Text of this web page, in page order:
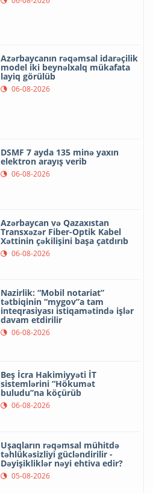
Azərbaycanın rəqəmsal idarəçilik
model iki beynəlxalq mükafata
layiq görülüb
06-08-2026
DSMF 7 ayda 135 minə yaxın
elektron arayış verib
06-08-2026
Azərbaycan və Qazaxıstan
Transxəzər Fiber-Optik Kabel
Xəttinin çəkilişini başa çatdırıb
06-08-2026
Nazirlik: “Mobil notariat”
tətbiqinin “mygov”a tam
inteqrasiyası istiqamətində işlər
davam etdirilir
06-08-2026
Beş İcra Hakimiyyəti İT
sistemlərini “Hökumət
buludu”na köçürüb
06-08-2026
Uşaqların rəqəmsal mühitdə
təhlükəsizliyi gücləndirilir -
Dəyişikliklər nəyi ehtiva edir?
05-08-2026